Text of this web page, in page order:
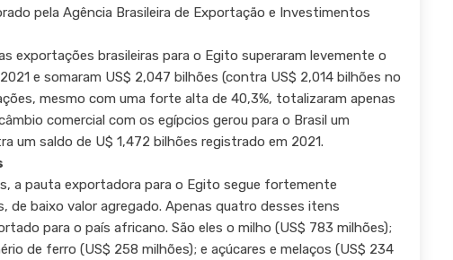
pela Agência Brasileira de Exportação e Investimentos
exportações brasileiras para o Egito superaram levemente o
e somaram US$ 2,047 bilhões (contra US$ 2,014 bilhões no
mesmo com uma forte alta de 40,3%, totalizaram apenas
comercial com os egípcios gerou para o Brasil um
um saldo de U$ 1,472 bilhões registrado em 2021.
a pauta exportadora para o Egito segue fortemente
de baixo valor agregado. Apenas quatro desses itens
para o país africano. São eles o milho (US$ 783 milhões);
de ferro (US$ 258 milhões); e açúcares e melaços (US$ 234